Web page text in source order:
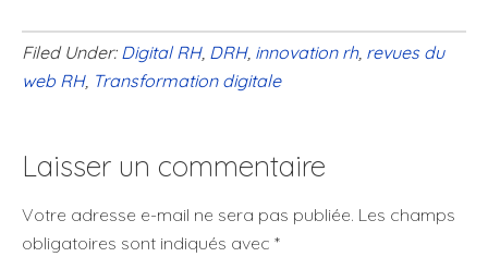
Filed Under: Digital RH, DRH, innovation rh, revues du
web RH, Transformation digitale
Laisser un commentaire
Votre adresse e-mail ne sera pas publiée. Les champs
obligatoires sont indiqués avec *